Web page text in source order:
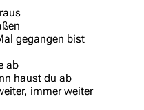
gegangen bist
ab
haust du ab
immer weiter